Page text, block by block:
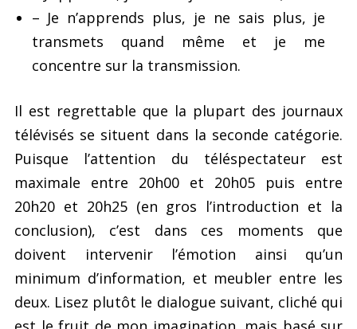
– Je n’apprends plus, je ne sais plus, je
transmets quand même et je me
concentre sur la transmission.
Il est regrettable que la plupart des journaux
télévisés se situent dans la seconde catégorie.
Puisque l’attention du téléspectateur est
maximale entre 20h00 et 20h05 puis entre
20h20 et 20h25 (en gros l’introduction et la
conclusion), c’est dans ces moments que
doivent intervenir l’émotion ainsi qu’un
minimum d’information, et meubler entre les
deux. Lisez plutôt le dialogue suivant, cliché qui